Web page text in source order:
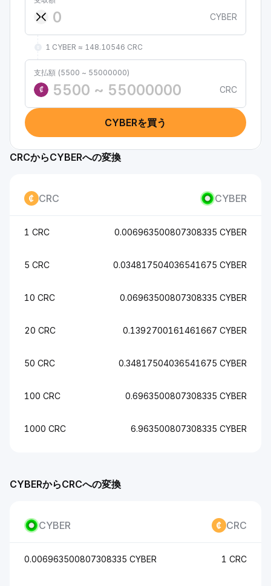
CYBER
1 CYBER ≈ 148.10546 CRC
支払額 (5500 ~ 55000000)
₡
CRC
CYBERを買う
CYBERからCRCへの変換
CYBER CRC
0.006963500807308335 CYBER 1 CRC
CRCからCYBERへの変換
CRC CYBER
1 CRC 0.006963500807308335 CYBER
5 CRC 0.034817504036541675 CYBER
10 CRC 0.06963500807308335 CYBER
20 CRC 0.1392700161461667 CYBER
50 CRC 0.34817504036541675 CYBER
100 CRC 0.6963500807308335 CYBER
1000 CRC 6.963500807308335 CYBER